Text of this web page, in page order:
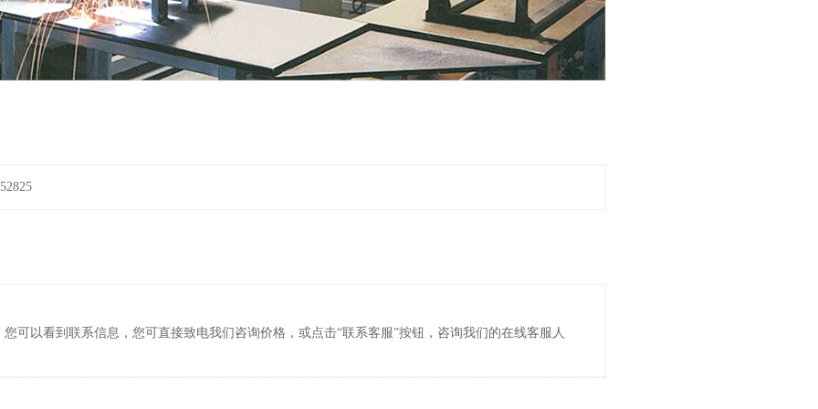
可以看到联系信息，您可直接致电我们咨询价格，或点击“联系客服”按钮，咨询我们的在线客服人